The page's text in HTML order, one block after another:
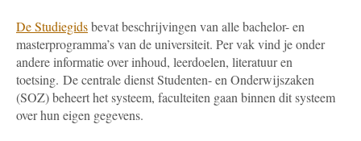
De Studiegidsbevat beschrijvingen van alle bachelor- en
masterprogramma’s van de universiteit. Per vak vind je onder
andere informatie over inhoud, leerdoelen, literatuur en
toetsing. De centrale dienst Studenten- en Onderwijszaken
(SOZ) beheert het systeem, faculteiten gaan binnen dit systeem
over hun eigen gegevens.